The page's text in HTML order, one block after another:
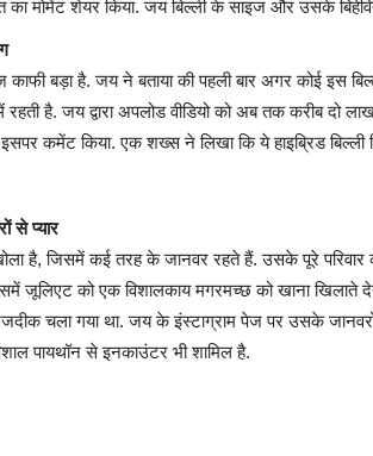
का मोमेंट शेयर किया. जय बिल्ली के साइज और उसके
काफी बड़ा है. जय ने बताया की पहली बार अगर कोई इस
में रहती है. जय द्वारा अपलोड वीडियो को अब तक करीब
कमेंट किया. एक शख्स ने लिखा कि ये हाइब्रिड
से प्यार
है, जिसमें कई तरह के जानवर रहते हैं. उसके पूरे परिवार
जूलिएट को एक विशालकाय मगरमच्छ को खाना
चला गया था. जय के इंस्टाग्राम पेज पर उसके
पायथॉन से इनकाउंटर भी शामिल है.